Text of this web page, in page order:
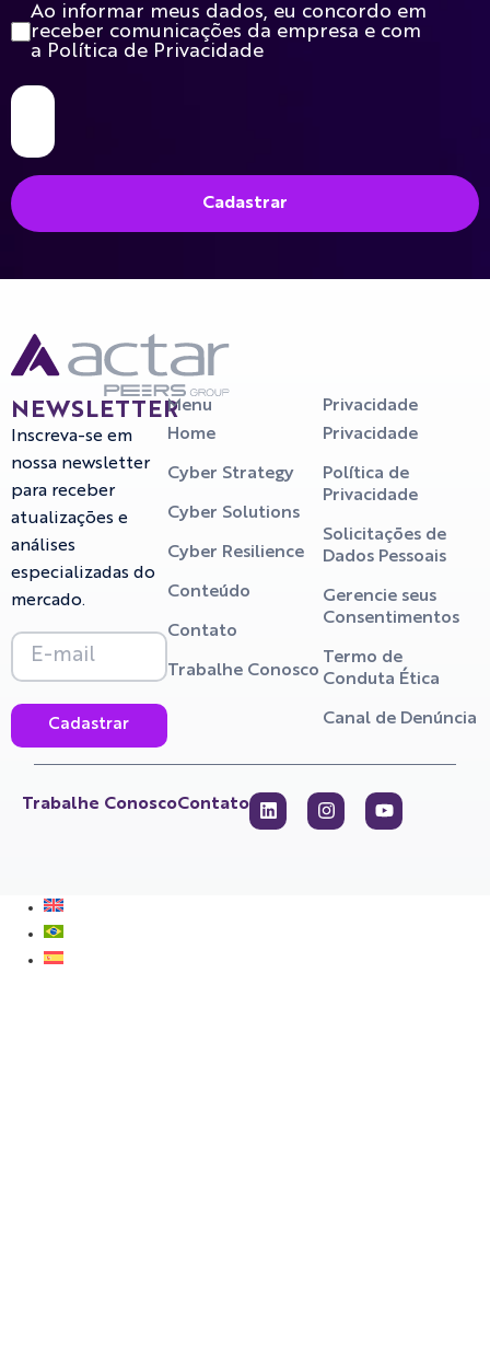
Ao informar meus dados, eu concordo em
receber comunicações da empresa e com
a Política de Privacidade
Cadastrar
NEWSLETTER
Inscreva-se em
nossa newsletter
para receber
atualizações e
análises
especializadas do
mercado.
Cadastrar
Menu
Home
Cyber Strategy
Cyber Solutions
Cyber Resilience
Conteúdo
Contato
Trabalhe Conosco
Privacidade
Privacidade
Política de
Privacidade
Solicitações de
Dados Pessoais
Gerencie seus
Consentimentos
Termo de
Conduta Ética
Canal de Denúncia
Trabalhe ConoscoContato